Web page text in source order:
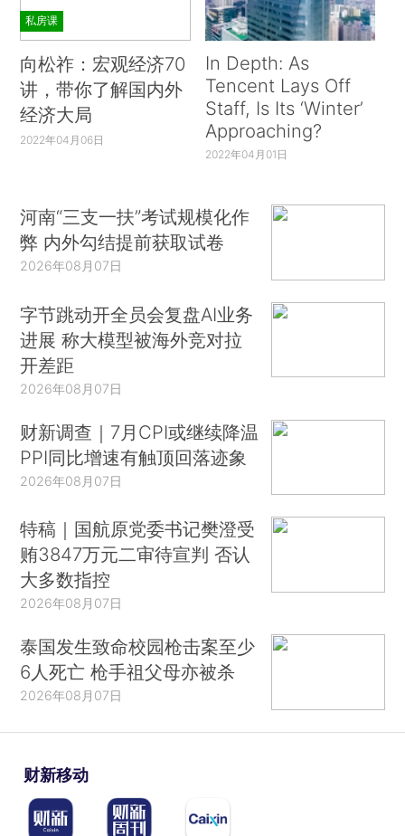
私房课
向松祚：宏观经济70
讲，带你了解国内外
经济大局
2022年04月06日
In Depth: As
Tencent Lays Off
Staff, Is Its ‘Winter’
Approaching?
2022年04月01日
河南“三支一扶”考试规模化作
弊 内外勾结提前获取试卷
2026年08月07日
字节跳动开全员会复盘AI业务
进展 称大模型被海外竞对拉
开差距
2026年08月07日
财新调查｜7月CPI或继续降温
PPI同比增速有触顶回落迹象
2026年08月07日
特稿｜国航原党委书记樊澄受
贿3847万元二审待宣判 否认
大多数指控
2026年08月07日
泰国发生致命校园枪击案至少
6人死亡 枪手祖父母亦被杀
2026年08月07日
财新移动